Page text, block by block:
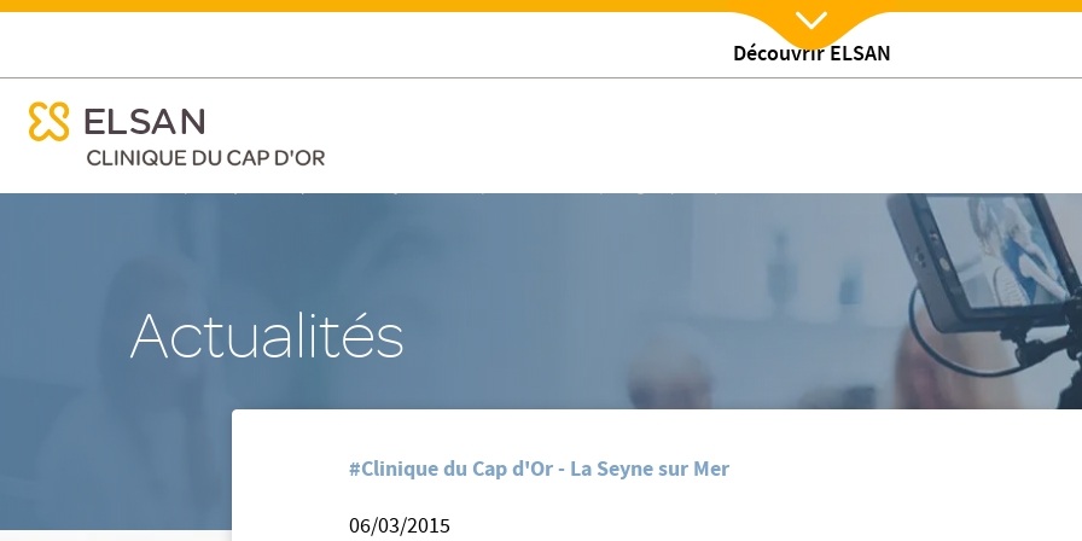
au
Découvrir ELSAN
Un groupe de parole destiné aux malades du cancer
menu mobile
Nx:Afficher menu
menu mobile
Actualités
Accueil/Clinique du Cap d'Or - La Seyne sur Mer/Nos actualites/Un groupe de parole destiné aux malades du cancer
#Clinique du Cap d'Or - La Seyne sur Mer
06/03/2015